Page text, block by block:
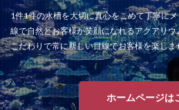
1件1件の水槽を大切に真心をこめて丁寧に
線で自然とお客様が笑顔になれるアクアリ
こだわりで常に新しい目線でお客様を楽しま
ホームページは